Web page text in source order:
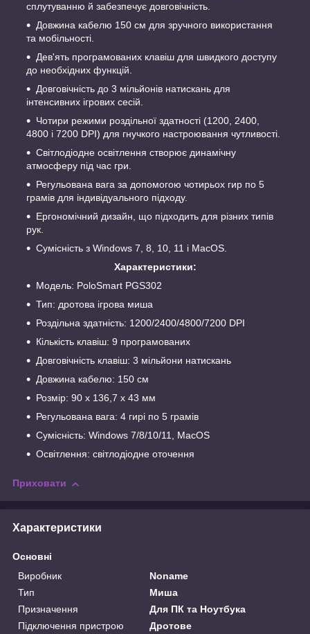
сплутуванню й забезпечує довговічність.
Довжина кабелю 150 см для зручного використання
та мобільності.
Дев'ять програмованих клавіш для швидкого доступу
до необхідних функцій.
Довговічність до 3 мільйонів натискань для
інтенсивних ігрових сесій.
Чотири режими роздільної здатності (1200, 2400,
4800 і 7200 DPI) для гнучкого настроювання чутливості.
Світлодіодне освітлення створює динамічну
атмосферу під час гри.
Регульована вага за допомогою чотирьох гир по 5
грамів для індивідуального підходу.
Ергономічний дизайн, що підходить для різних типів
рук.
Сумісність з Windows 7, 8, 10, 11 і MacOS.
Характеристики:
Модель: PoloSmart PGS302
Тип: дротова ігрова миша
Роздільна здатність: 1200/2400/4800/7200 DPI
Кількість клавіш: 9 програмованих
Довговічність клавіш: 3 мільйони натискань
Довжина кабелю: 150 см
Розмір: 90 x 136,7 x 43 мм
Регульована вага: 4 гирі по 5 грамів
Сумісність: Windows 7/8/10/11, MacOS
Освітлення: світлодіодне оточення
Приховати
Характеристики
Основні
Виробник
Noname
Тип
Миша
Призначення
Для ПК та Ноутбука
Підключення пристрою
Дротове